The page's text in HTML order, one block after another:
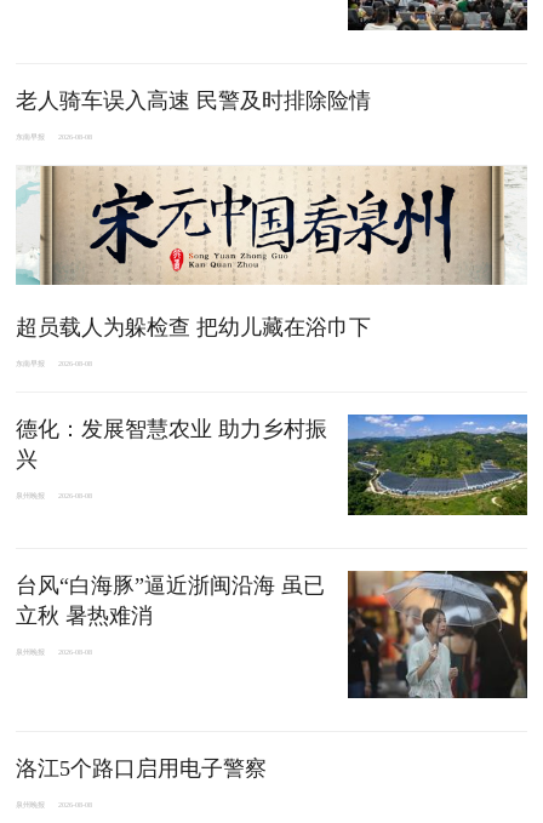
老人骑车误入高速 民警及时排除险情
东南早报 2026-08-08
超员载人为躲检查 把幼儿藏在浴巾下
东南早报 2026-08-08
德化：发展智慧农业 助力乡村振
兴
泉州晚报 2026-08-08
台风“白海豚”逼近浙闽沿海 虽已
立秋 暑热难消
泉州晚报 2026-08-08
洛江5个路口启用电子警察
泉州晚报 2026-08-08